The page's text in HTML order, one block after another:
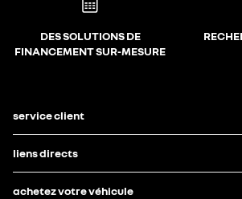
DES SOLUTIONS DE
FINANCEMENT SUR-MESURE
service client
liens directs
achetez votre véhicule